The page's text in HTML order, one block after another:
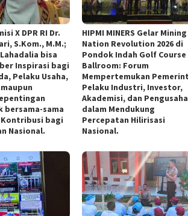
X DPR RI Dr.
S.Kom., M.M.;
bisa
Inspirasi bagi
Pelaku Usaha,
bersama-sama
bagi
Nasional.
HIPMI MINERS Gelar Mining
Nation Revolution 2026 di
Pondok Indah Golf Course
Ballroom: Forum
Mempertemukan
Pelaku Industri, Investor,
Akademisi, dan Pengusaha
dalam Mendukung
Percepatan Hilirisasi
Nasional.